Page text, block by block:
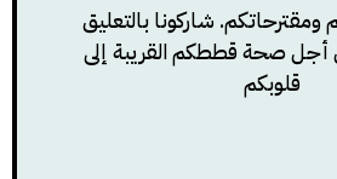
ومقترحاتكم. شاركونا بالتعليق
أجل صحة قططكم القريبة إلى
قلوبكم